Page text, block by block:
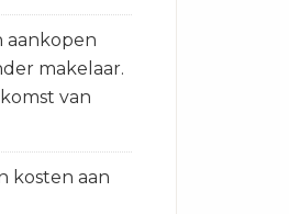
aankopen
makelaar.
van
kosten aan